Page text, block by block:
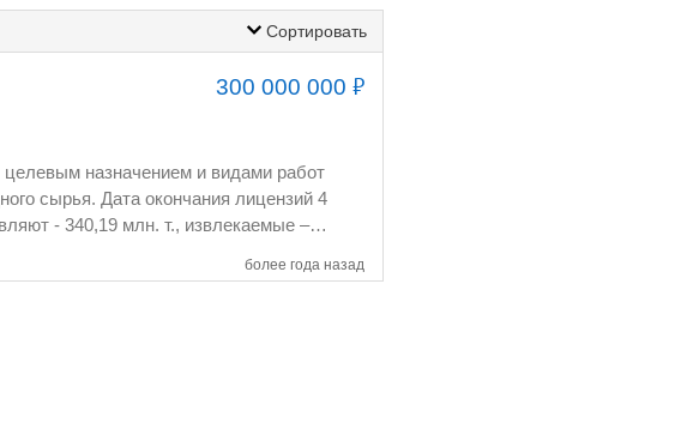
Сортировать
300 000 000₽
более года назад